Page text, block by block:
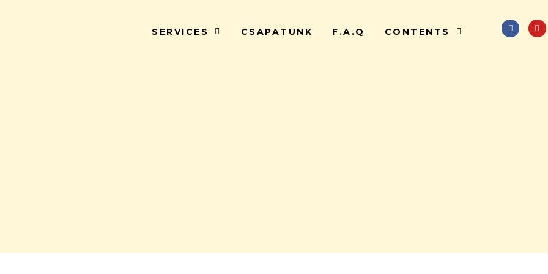
SERVICES CSAPATUNK F.A.Q CONTENTS